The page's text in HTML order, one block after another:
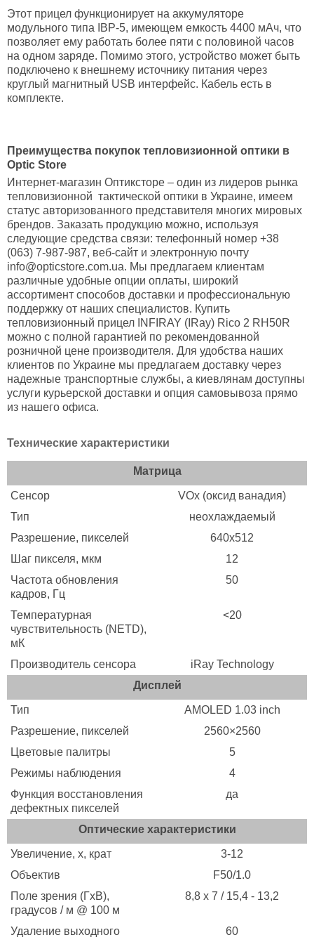
Этот прицел функционирует на аккумуляторе
модульного типа IBP-5, имеющем емкость 4400 мАч, что
позволяет ему работать более пяти с половиной часов
на одном заряде. Помимо этого, устройство может быть
подключено к внешнему источнику питания через
круглый магнитный USB интерфейс. Кабель есть в
комплекте.
Преимущества покупок тепловизионной оптики в
Optic Store
Интернет-магазин Оптиксторе – один из лидеров рынка
тепловизионной тактической оптики в Украине, имеем
статус авторизованного представителя многих мировых
брендов. Заказать продукцию можно, используя
следующие средства связи: телефонный номер +38
(063) 7-987-987, веб-сайт и электронную почту
info@opticstore.com.ua. Мы предлагаем клиентам
различные удобные опции оплаты, широкий
ассортимент способов доставки и профессиональную
поддержку от наших специалистов. Купить
тепловизионный прицел INFIRAY (IRay) Rico 2 RH50R
можно с полной гарантией по рекомендованной
розничной цене производителя. Для удобства наших
клиентов по Украине мы предлагаем доставку через
надежные транспортные службы, а киевлянам доступны
услуги курьерской доставки и опция самовывоза прямо
из нашего офиса.
Технические характеристики
Матрица
Сенсор
VOx (оксид ванадия)
Тип
неохлаждаемый
Разрешение, пикселей
640х512
Шаг пикселя, мкм
12
Частота обновления
кадров, Гц
50
Температурная
чувствительность (NETD),
мК
<20
Производитель сенсора
iRay Technology
Дисплей
Тип
AMOLED 1.03 inch
Разрешение, пикселей
2560×2560
Цветовые палитры
5
Режимы наблюдения
4
Функция восстановления
дефектных пикселей
да
Оптические характеристики
Увеличение, х, крат
3-12
Объектив
F50/1.0
Поле зрения (ГхВ),
градусов / м @ 100 м
8,8 x 7 / 15,4 - 13,2
Удаление выходного
60